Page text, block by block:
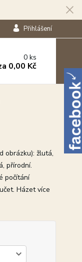
Přihlášení
0ks
0,00 Kč
obrázku): žlutá,
přírodní.
počítání
Házet více